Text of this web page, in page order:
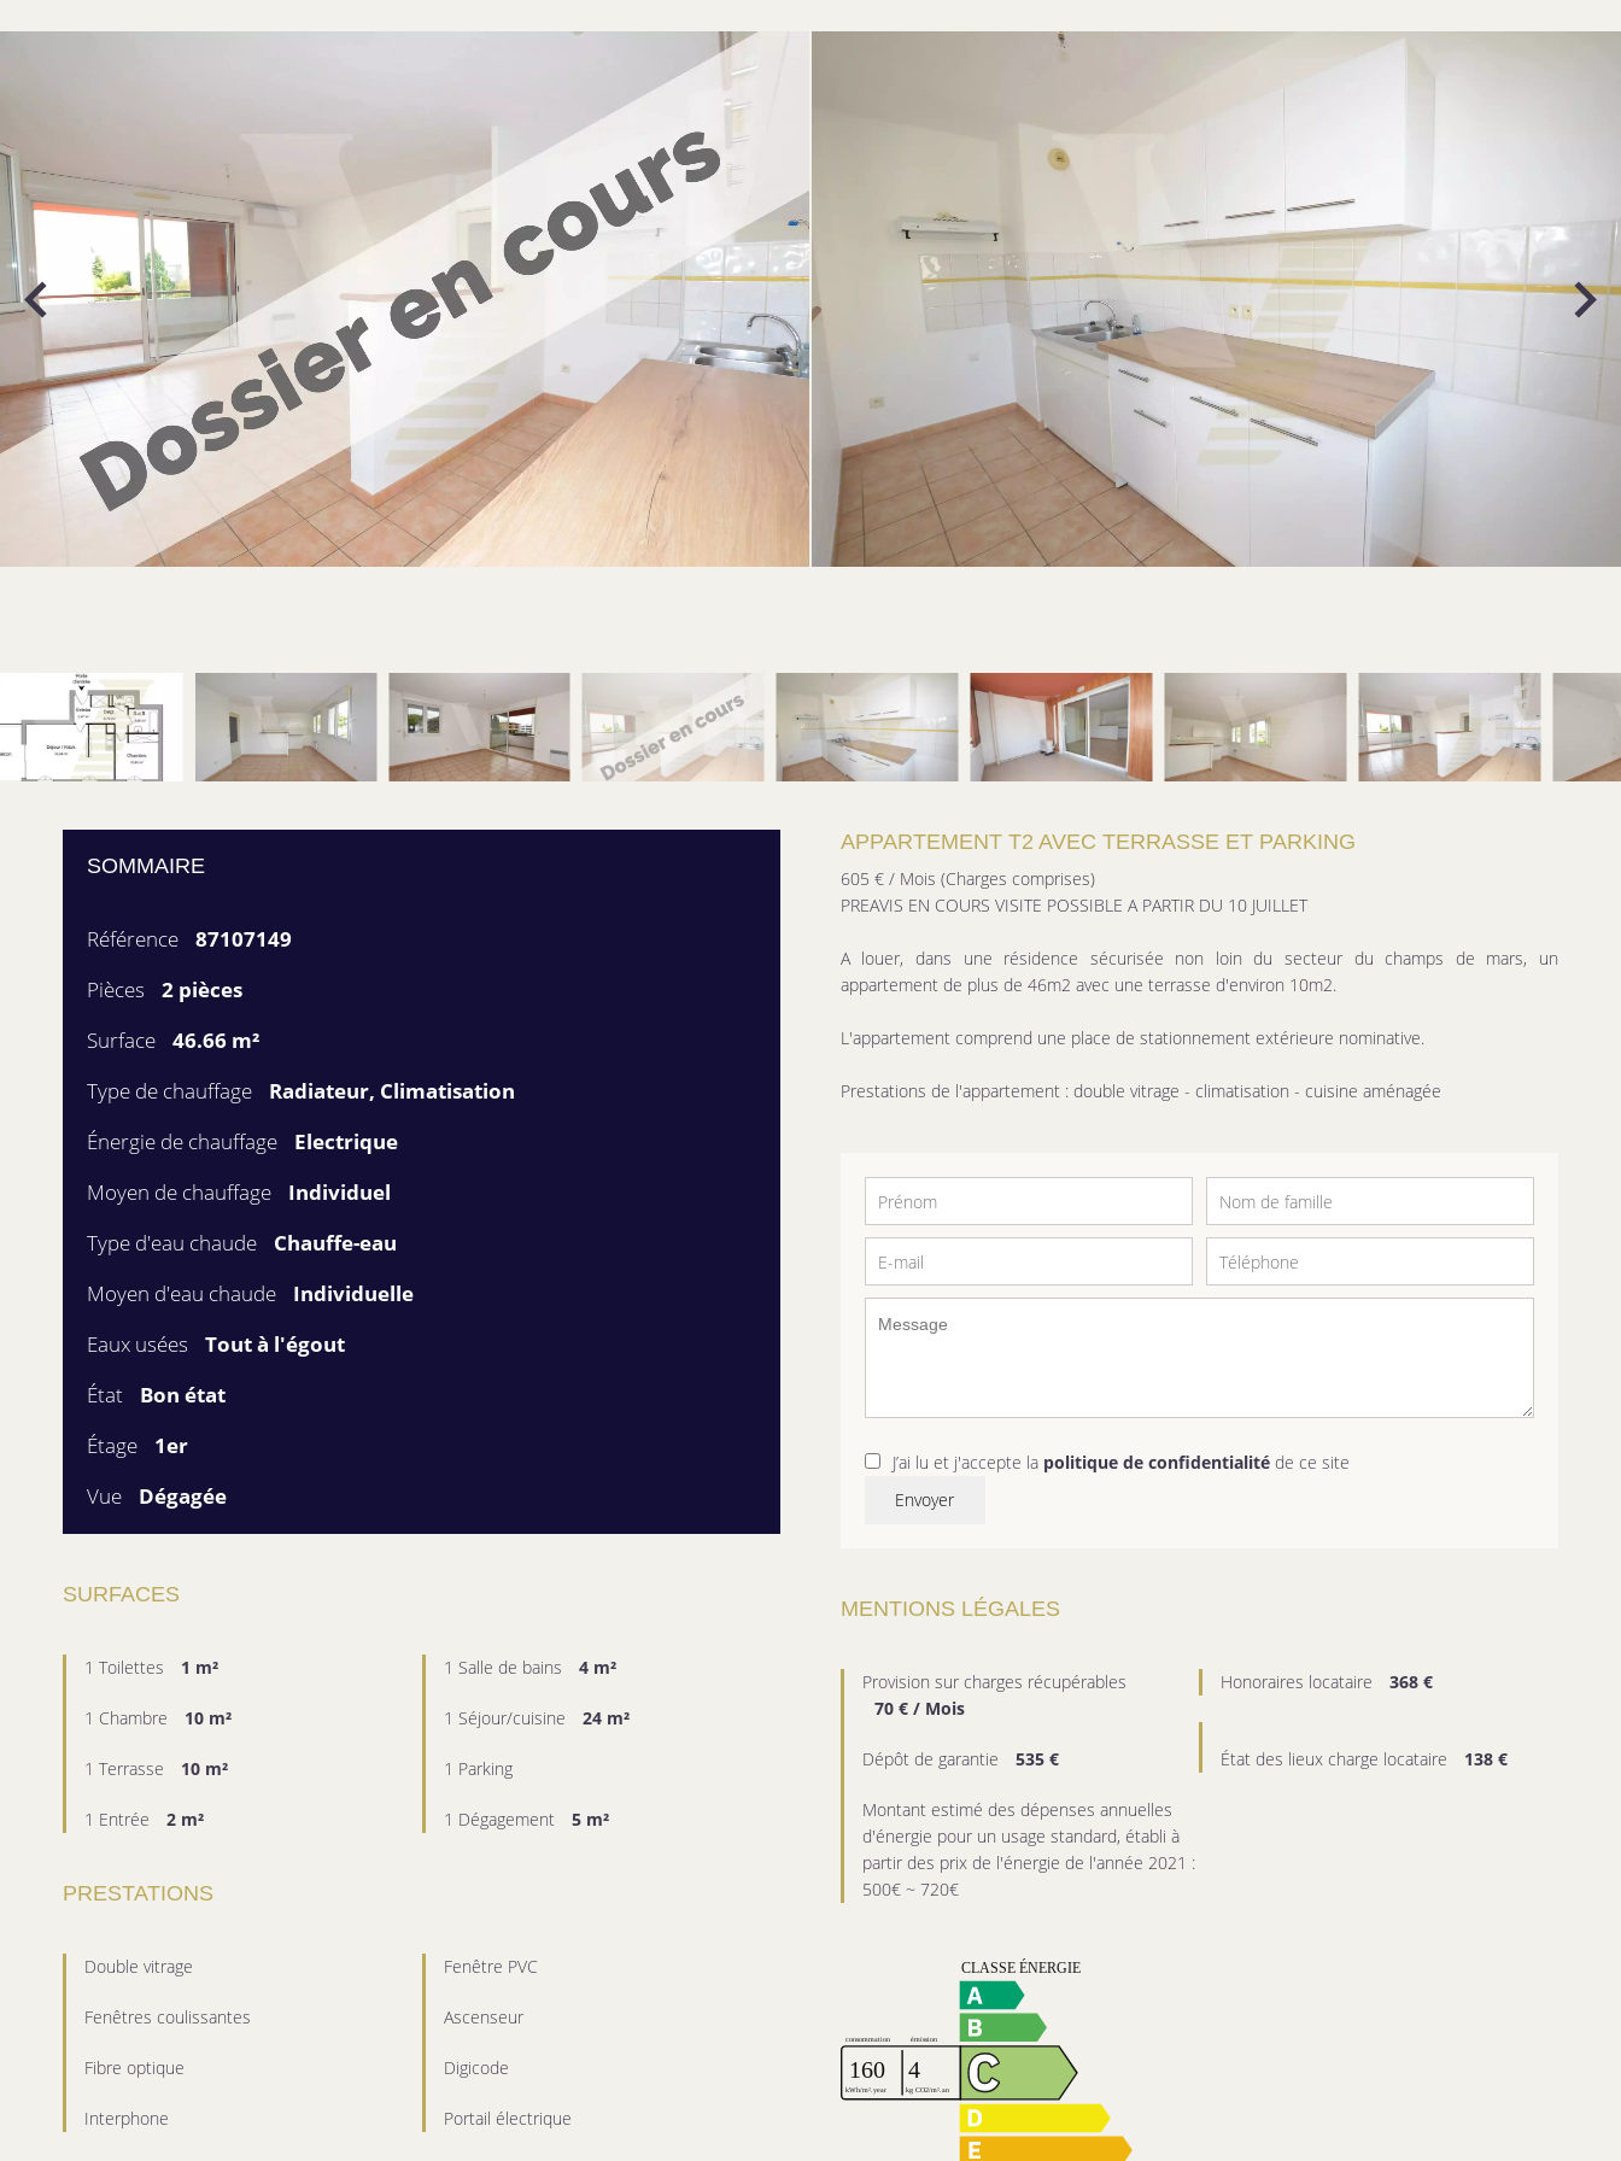
SOMMAIRE
Référence
87107149
Pièces
2 pièces
Surface
46.66 m²
Type de chauffage
Radiateur, Climatisation
Énergie de chauffage
Electrique
Moyen de chauffage
Individuel
Type d'eau chaude
Chauffe-eau
Moyen d'eau chaude
Individuelle
Eaux usées
Tout à l'égout
État
Bon état
Étage
1er
Vue
Dégagée
SURFACES
1 Toilettes 1 m² 1 Salle de bains 4 m²
1 Chambre 10 m² 1 Séjour/cuisine 24 m²
1 Terrasse 10 m² 1 Parking
1 Entrée 2 m² 1 Dégagement 5 m²
PRESTATIONS
Double vitrage Fenêtre PVC
Fenêtres coulissantes Ascenseur
Fibre optique Digicode
Interphone Portail électrique
APPARTEMENT T2 AVEC TERRASSE ET PARKING
605 € / Mois (Charges comprises)
PREAVIS EN COURS VISITE POSSIBLE A PARTIR DU 10 JUILLET
A louer, dans une résidence sécurisée non loin du secteur du champs de mars, un
appartement de plus de 46m2 avec une terrasse d'environ 10m2.
L'appartement comprend une place de stationnement extérieure nominative.
Prestations de l'appartement : double vitrage - climatisation - cuisine aménagée
J’ai lu et j'accepte la politique de confidentialitéde ce site
Envoyer
MENTIONS LÉGALES
Provision sur charges récupérables
70 € / Mois
Honoraires locataire 368 €
Dépôt de garantie 535 € État des lieux charge locataire 138 €
Montant estimé des dépenses annuelles
d'énergie pour un usage standard, établi à
partir des prix de l'énergie de l'année 2021 :
500€ ~ 720€